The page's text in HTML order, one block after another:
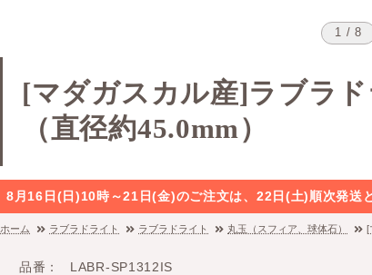
1 / 8
[マダガスカル産]ラブラ
（直径約45.0mm）
8月16日(日)10時～21日(金)のご注文は、22日(土)順次発送
ホーム ラブラドライト ラブラドライト 丸玉（スフィア、球体石） [
品番
LABR-SP1312IS